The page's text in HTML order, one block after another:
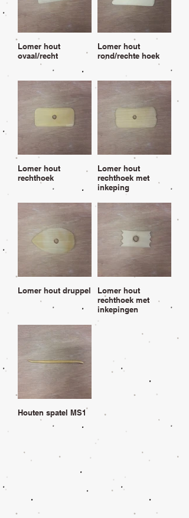
Lomer hout
ovaal/recht
Lomer hout
rond/rechte hoek
Lomer hout
rechthoek
Lomer hout
rechthoek met
inkeping
Lomer hout druppel
Lomer hout
rechthoek met
inkepingen
Houten spatel MS1